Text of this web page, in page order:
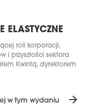
ELASTYCZNE
roli korporacji,
i przyszłości sektora
Kwintą, dyrektorem
w tym wydaniu arrow_forward